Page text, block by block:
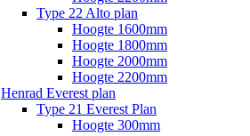
Type 22 Alto plan
Hoogte 1600mm
Hoogte 1800mm
Hoogte 2000mm
Hoogte 2200mm
Henrad Everest plan
Type 21 Everest Plan
Hoogte 300mm